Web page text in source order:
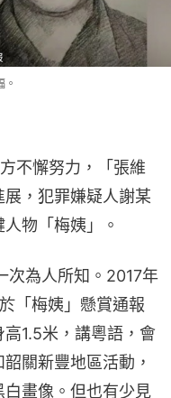
不懈努力，「張維
，犯罪嫌疑人謝某
物「梅姨」。
次為人所知。2017年
「梅姨」懸賞通報
1.5米，講粵語，會
關新豐地區活動，
畫像。但也有少見